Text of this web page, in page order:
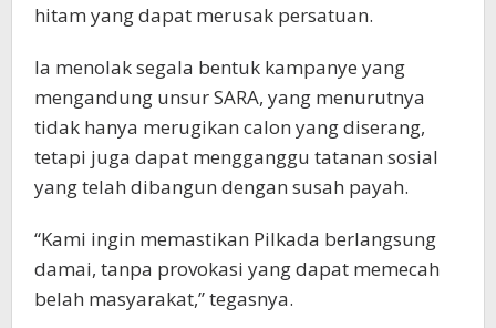
hitam yang dapat merusak persatuan.
Ia menolak segala bentuk kampanye yang
mengandung unsur SARA, yang menurutnya
tidak hanya merugikan calon yang diserang,
tetapi juga dapat mengganggu tatanan sosial
yang telah dibangun dengan susah payah.
“Kami ingin memastikan Pilkada berlangsung
damai, tanpa provokasi yang dapat memecah
belah masyarakat,” tegasnya.